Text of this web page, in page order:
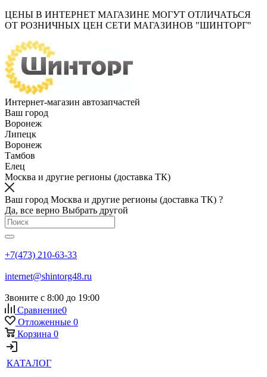
ЦЕНЫ В ИНТЕРНЕТ МАГАЗИНЕ МОГУТ ОТЛИЧАТЬСЯ
ОТ РОЗНИЧНЫХ ЦЕН СЕТИ МАГАЗИНОВ "ШИНТОРГ"
Интернет-магазин автозапчастей
Ваш город
Воронеж
Липецк
Воронеж
Тамбов
Елец
Москва и другие регионы (доставка ТК)
Ваш город Москва и другие регионы (доставка ТК) ?
Да, все верно Выбрать другой
+7(473) 210-63-33
internet@shintorg48.ru
Звоните с 8:00 до 19:00
Сравнение0
Отложенные 0
Корзина 0
КАТАЛОГ